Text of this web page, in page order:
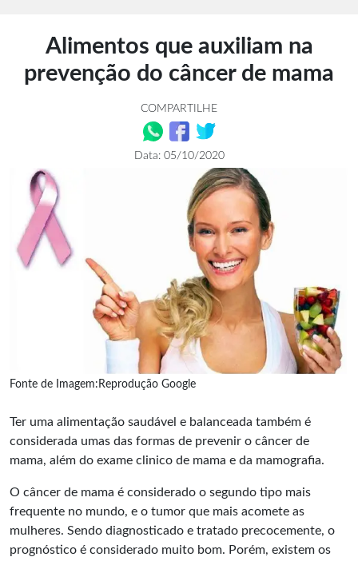
Alimentos que auxiliam na
prevenção do câncer de mama
COMPARTILHE
Data: 05/10/2020
Fonte de Imagem:Reprodução Google
Ter uma alimentação saudável e balanceada também é
considerada umas das formas de prevenir o câncer de
mama, além do exame clinico de mama e da mamografia.
O câncer de mama é considerado o segundo tipo mais
frequente no mundo, e o tumor que mais acomete as
mulheres. Sendo diagnosticado e tratado precocemente, o
prognóstico é considerado muito bom. Porém, existem os